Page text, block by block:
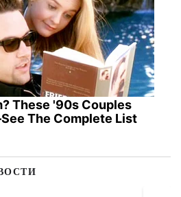
These '90s Couples
The Complete List